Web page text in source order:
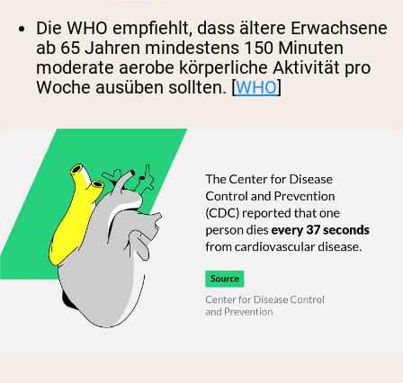
Die WHO empfiehlt, dass ältere Erwachsene
ab 65 Jahren mindestens 150 Minuten
moderate aerobe körperliche Aktivität pro
Woche ausüben sollten. [WHO]